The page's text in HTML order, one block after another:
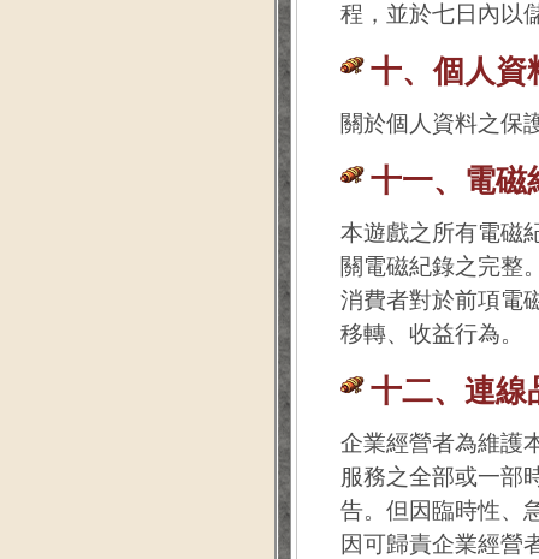
程，並於七日內以
十、個人資
關於個人資料之保
十一、電磁
本遊戲之所有電磁
關電磁紀錄之完整
消費者對於前項電
移轉、收益行為。
十二、連線
企業經營者為維護
服務之全部或一部
告。但因臨時性、
因可歸責企業經營